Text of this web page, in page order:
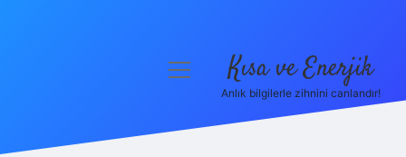
menüyü
Kısa ve Enerjik
Anlık bilgilerle zihnini canlandır!